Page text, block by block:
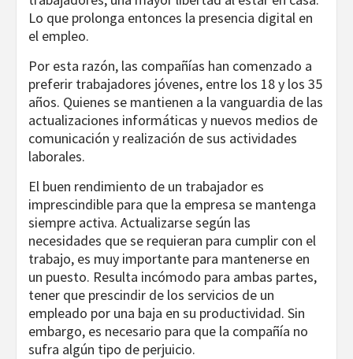
Lo que prolonga entonces la presencia digital en
el empleo.
Por esta razón, las compañías han comenzado a
preferir trabajadores jóvenes, entre los 18 y los 35
años. Quienes se mantienen a la vanguardia de las
actualizaciones informáticas y nuevos medios de
comunicación y realización de sus actividades
laborales.
El buen rendimiento de un trabajador es
imprescindible para que la empresa se mantenga
siempre activa. Actualizarse según las
necesidades que se requieran para cumplir con el
trabajo, es muy importante para mantenerse en
un puesto. Resulta incómodo para ambas partes,
tener que prescindir de los servicios de un
empleado por una baja en su productividad. Sin
embargo, es necesario para que la compañía no
sufra algún tipo de perjuicio.